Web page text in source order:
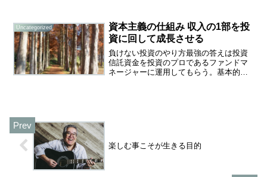
る。そんなスタンスでできる起業もあり
ます。体力も気力もあまり気...
Uncategorized
資本主義の仕組み 収入の1部を投
資に回して成長させる
負けない投資のやり方最強の答えは投資
信託資金を投資のプロであるファンドマ
ネージャーに運用してもらう。基本的に
楽しむ事こそが生きる目的